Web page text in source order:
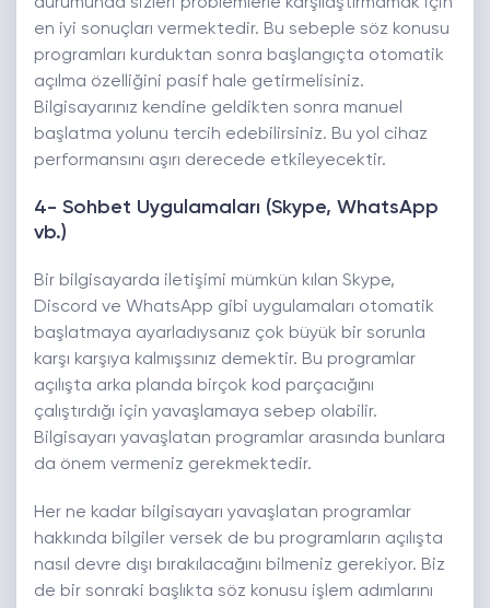
en iyi sonuçları vermektedir. Bu sebeple söz konusu
programları kurduktan sonra başlangıçta otomatik
açılma özelliğini pasif hale getirmelisiniz.
Bilgisayarınız kendine geldikten sonra manuel
başlatma yolunu tercih edebilirsiniz. Bu yol cihaz
performansını aşırı derecede etkileyecektir.
4- Sohbet Uygulamaları (Skype, WhatsApp
vb.)
Bir bilgisayarda iletişimi mümkün kılan Skype,
Discord ve WhatsApp gibi uygulamaları otomatik
başlatmaya ayarladıysanız çok büyük bir sorunla
karşı karşıya kalmışsınız demektir. Bu programlar
açılışta arka planda birçok kod parçacığını
çalıştırdığı için yavaşlamaya sebep olabilir.
Bilgisayarı yavaşlatan programlar arasında bunlara
da önem vermeniz gerekmektedir.
Her ne kadar bilgisayarı yavaşlatan programlar
hakkında bilgiler versek de bu programların açılışta
nasıl devre dışı bırakılacağını bilmeniz gerekiyor. Biz
de bir sonraki başlıkta söz konusu işlem adımlarını